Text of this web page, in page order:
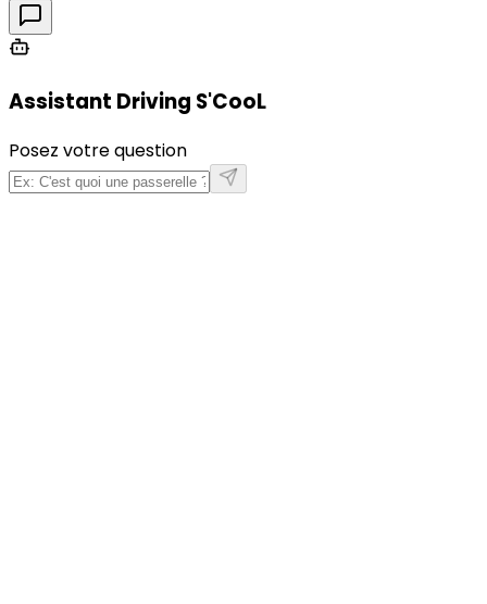
Assistant Driving S'CooL
Posez votre question